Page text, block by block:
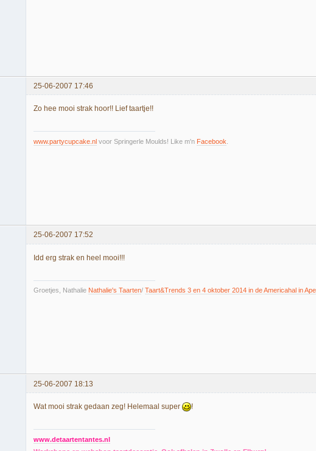
25-06-2007 17:46
Zo hee mooi strak hoor!! Lief taartje!!
www.partycupcake.nl voor Springerle Moulds! Like m'n Facebook
25-06-2007 17:52
Idd erg strak en heel mooi!!!
Groetjes, Nathalie Nathalie's Taarten/ Taart&Trends 3 en 4 oktober 2014 in de Americahal in
25-06-2007 18:13
Wat mooi strak gedaan zeg! Helemaal super !
www.detaartentantes.nl